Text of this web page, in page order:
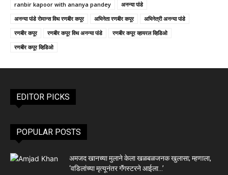
ranbir kapoor with ananya pandey
अनन्या पांडे
अनन्या पांडे राेमान्स विथ रणबीर कपूर
अभिनेता रणबीर कपूर
अभिनेत्री अनन्या पांडे
रणबीर कपूर
रणबीर कपूर विथ अनन्या पांडे
रणबीर कपूर व्हायरल व्हिडिओ
रणबीर कपूर व्हिडिओ
EDITOR PICKS
POPULAR POSTS
अमजद खानच्या मुलाने केला खळबळजनक खुलासा; म्हणाला,
‘वडिलांच्या मृत्यूनंतर गॅंगस्टरने आईला…’